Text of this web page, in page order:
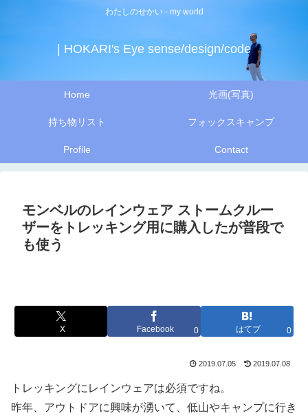
わたしのせかい - my world
| HOKARI's Eye sense/design/code
Home 光画(写真)
持ち物リスト フォックスキャンプ
Profile Contact
モンベルのレインウェア ストームクルー
ザーをトレッキング用に購入したが普段で
も使う
X Facebook 0 はてブ 0
2019.07.05 2019.07.08
トレッキングにレインウェアは必須ですね。
昨年、アウトドアに興味が湧いて、低山やキャンプに行き